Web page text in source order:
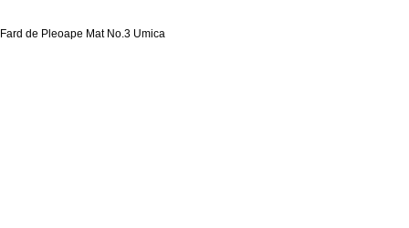
Fard de Pleoape Mat No.3 Umica